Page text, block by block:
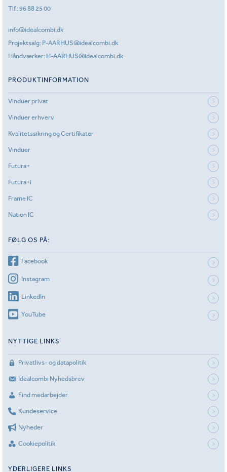
Tlf.:96 88 25 00
info@idealcombi.dk
Projektsalg: P-AARHUS@idealcombi.dk
Håndværker: H-AARHUS@idealcombi.dk
PRODUKTINFORMATION
Vinduer privat
Vinduer erhverv
Kvalitetssikring og Certifikater
Vinduer
Futura+
Futura+i
Frame IC
Nation IC
FØLG OS PÅ:
Facebook
Instagram
LinkedIn
YouTube
NYTTIGE LINKS
Privatlivs- og datapolitik
Idealcombi Nyhedsbrev
Find medarbejder
Kundeservice
Nyheder
Cookiepolitik
YDERLIGERE LINKS